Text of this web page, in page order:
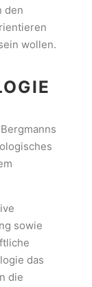
den
wollen.
sowie
das
die